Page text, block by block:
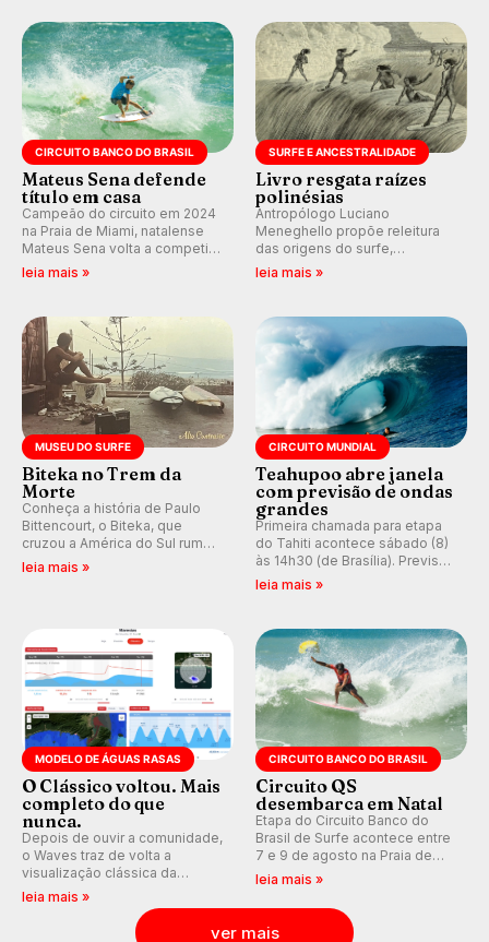
km/h em Itanhaém.
CIRCUITO BANCO DO BRASIL
Mateus Sena defende
título em casa
Campeão do circuito em 2024
na Praia de Miami, natalense
Mateus Sena volta a competir
em casa em busca de manter a
leia mais »
SURFE E ANCESTRALIDADE
Livro resgata raízes
polinésias
Antropólogo Luciano
Meneghello propõe releitura
das origens do surfe,
resgatando a cultura polinésia
prática em esporte e indústria.
leia mais »
MUSEU DO SURFE
Biteka no Trem da
Morte
Conheça a história de Paulo
Bittencourt, o Biteka, que
cruzou a América do Sul rumo
ao Pacífico em uma jornada
leia mais »
CIRCUITO MUNDIAL
Teahupoo abre janela
com previsão de ondas
grandes
Primeira chamada para etapa
do Tahiti acontece sábado (8)
às 14h30 (de Brasília). Previsão
indica swell consistente.
Kelly Slater convidado.
leia mais »
MODELO DE ÁGUAS RASAS
O Clássico voltou. Mais
completo do que
nunca.
Depois de ouvir a comunidade,
o Waves traz de volta a
visualização clássica da
previsão de águas rasas,
agora integrada à nova
plataforma e com previsão das
leia mais »
CIRCUITO BANCO DO BRASIL
Circuito QS
desembarca em Natal
Etapa do Circuito Banco do
Brasil de Surfe acontece entre
7 e 9 de agosto na Praia de
Miami (RN), em disputas
(QS) 4.000 e pela corrida por
vagas no Challenger Series.
leia mais »
ver mais